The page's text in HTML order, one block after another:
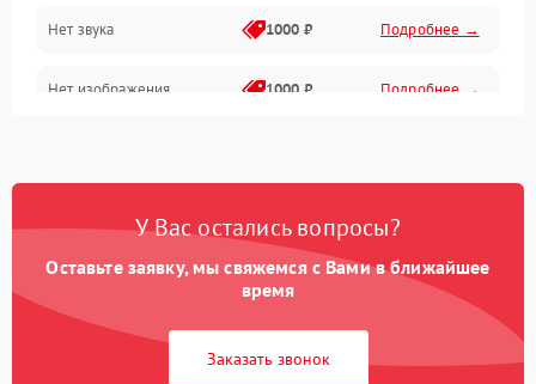
Питание и электрика
Перегрев и охлаждение
Изображение
Нет звука 1000 ₽ Подробнее →
Нет изображения 1000 ₽ Подробнее →
У Вас остались вопросы?
Оставьте заявку, мы свяжемся с Вами в ближайшее
время
Заказать звонок